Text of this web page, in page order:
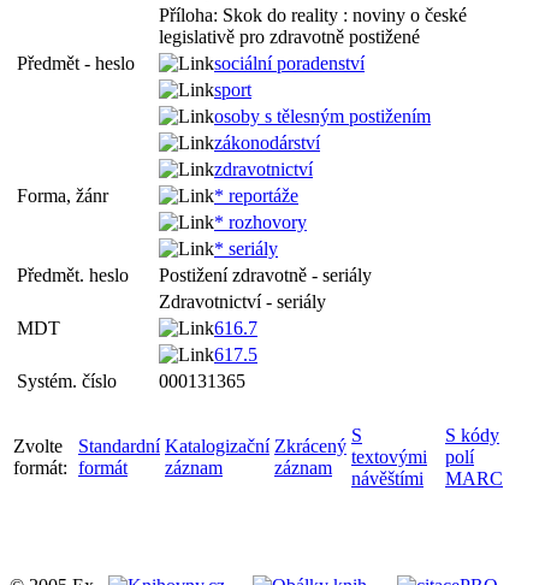
Příloha: Skok do reality : noviny o české
legislativě pro zdravotně postižené
Předmět - heslo
sociální poradenství
sport
osoby s tělesným postižením
zákonodárství
zdravotnictví
Forma, žánr
* reportáže
* rozhovory
* seriály
Předmět. heslo
Postižení zdravotně - seriály
Zdravotnictví - seriály
MDT
616.7
617.5
Systém. číslo
000131365
Zvolte
formát:
Standardní
formát
Katalogizační
záznam
Zkrácený
záznam
S
textovými
návěštími
S kódy
polí
MARC